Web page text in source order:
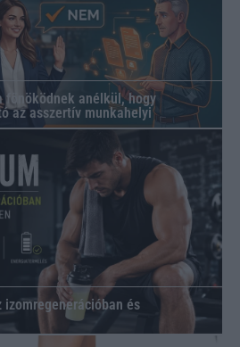
főnöködnek anélkül, hogy
az asszertív munkahelyi
izomregenerációban és